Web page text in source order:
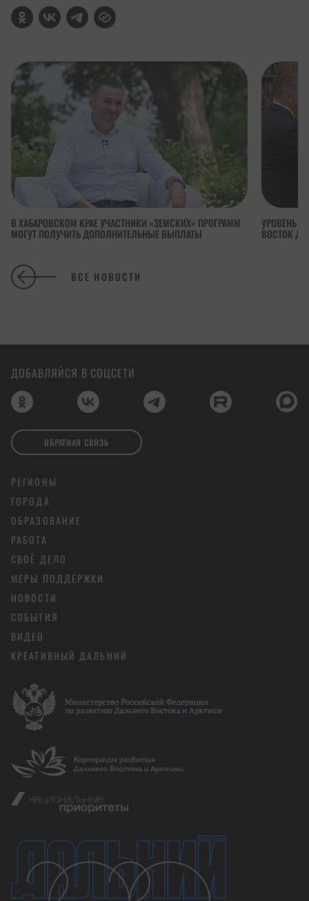
В ХАБАРОВСКОМ КРАЕ УЧАСТНИКИ «ЗЕМСКИХ» ПРОГРАММ
МОГУТ ПОЛУЧИТЬ ДОПОЛНИТЕЛЬНЫЕ ВЫПЛАТЫ
УРОВЕНЬ
ВОСТОК
ВСЕ НОВОСТИ
РЕГИОНЫ
ГОРОДА
ОБРАЗОВАНИЕ
РАБОТА
СВОЁ ДЕЛО
МЕРЫ ПОДДЕРЖКИ
НОВОСТИ
СОБЫТИЯ
ВИДЕО
КРЕАТИВНЫЙ ДАЛЬНИЙ
ДОБАВЛЯЙСЯ В СОЦСЕТИ
ОБРАТНАЯ СВЯЗЬ